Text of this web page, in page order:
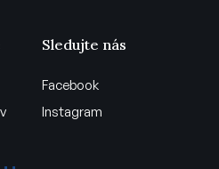
Sledujte nás
Facebook
Instagram